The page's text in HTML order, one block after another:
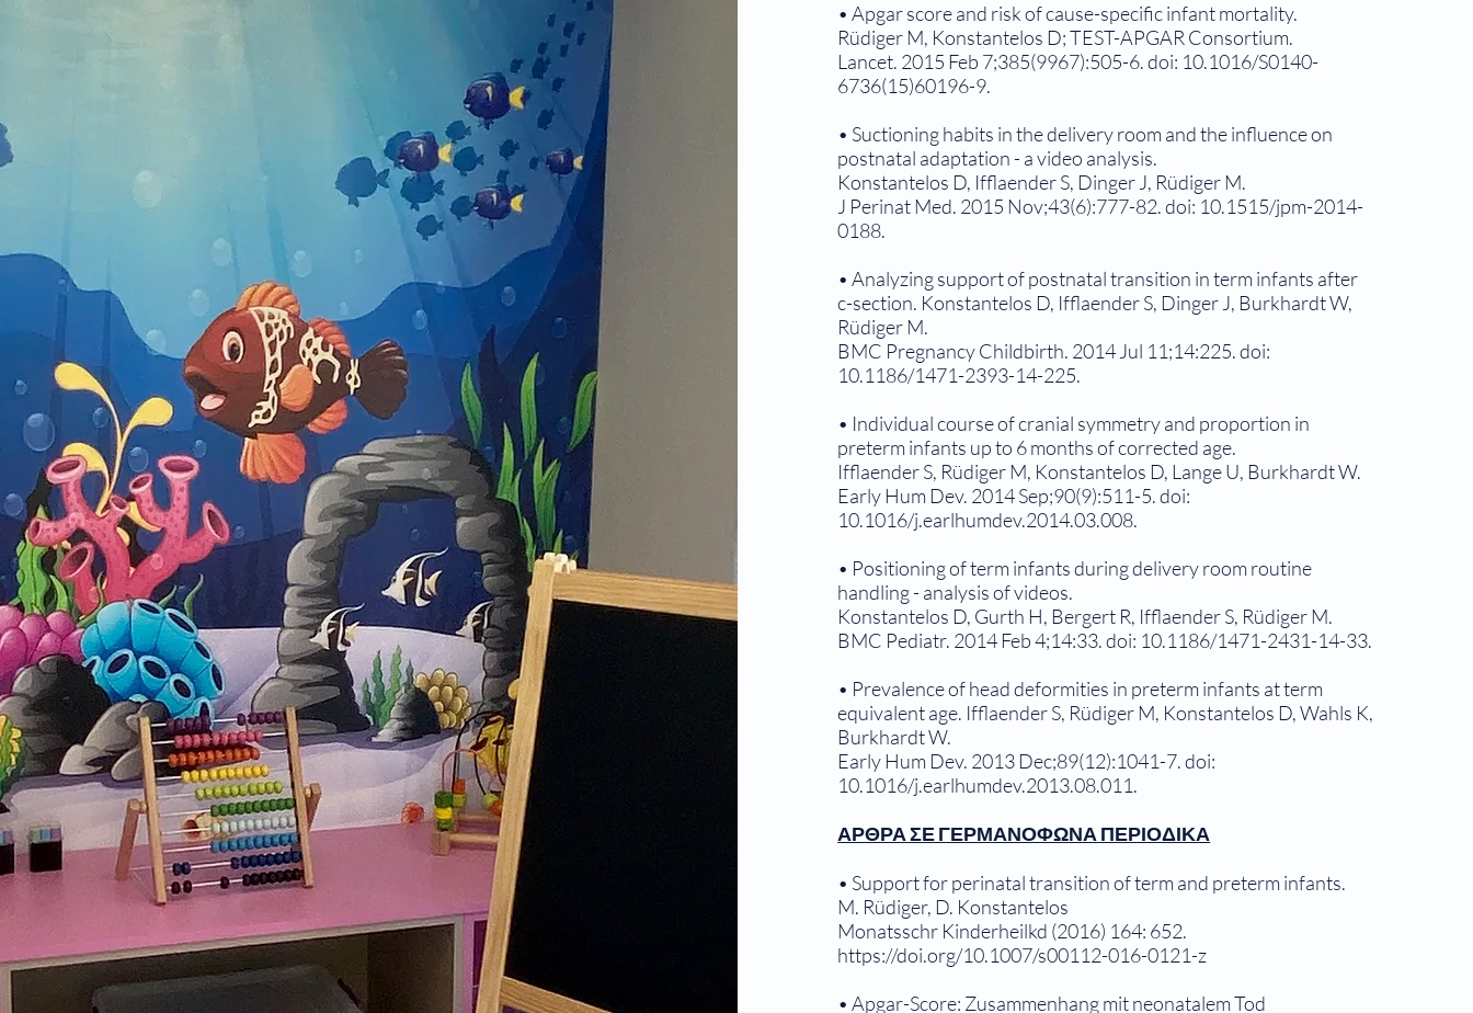
• Apgar score and risk of cause-specific infant mortality.
Rüdiger M, Konstantelos D; TEST-APGAR Consortium.
Lancet. 2015 Feb 7;385(9967):505-6. doi: 10.1016/S0140-
6736(15)60196-9.
• Suctioning habits in the delivery room and the influence on
postnatal adaptation - a video analysis.
Konstantelos D, Ifflaender S, Dinger J, Rüdiger M.
J Perinat Med. 2015 Nov;43(6):777-82. doi: 10.1515/jpm-2014-
0188.
• Analyzing support of postnatal transition in term infants after
c-section. Konstantelos D, Ifflaender S, Dinger J, Burkhardt W,
Rüdiger M.
BMC Pregnancy Childbirth. 2014 Jul 11;14:225. doi:
10.1186/1471-2393-14-225.
• Individual course of cranial symmetry and proportion in
preterm infants up to 6 months of corrected age.
Ifflaender S, Rüdiger M, Konstantelos D, Lange U, Burkhardt W.
Early Hum Dev. 2014 Sep;90(9):511-5. doi:
10.1016/j.earlhumdev.2014.03.008.
• Positioning of term infants during delivery room routine
handling - analysis of videos.
Konstantelos D, Gurth H, Bergert R, Ifflaender S, Rüdiger M.
BMC Pediatr. 2014 Feb 4;14:33. doi: 10.1186/1471-2431-14-33.
• Prevalence of head deformities in preterm infants at term
equivalent age. Ifflaender S, Rüdiger M, Konstantelos D, Wahls K,
Burkhardt W.
Early Hum Dev. 2013 Dec;89(12):1041-7. doi:
10.1016/j.earlhumdev.2013.08.011.
ΑΡΘΡΑ ΣΕ ΓΕΡΜΑΝΟΦΩΝΑ ΠΕΡΙΟΔΙΚΑ
• Support for perinatal transition of term and preterm infants.
M. Rüdiger, D. Konstantelos
Monatsschr Kinderheilkd (2016) 164: 652.
https://doi.org/10.1007/s00112-016-0121-z
• Apgar-Score: Zusammenhang mit neonatalem Tod